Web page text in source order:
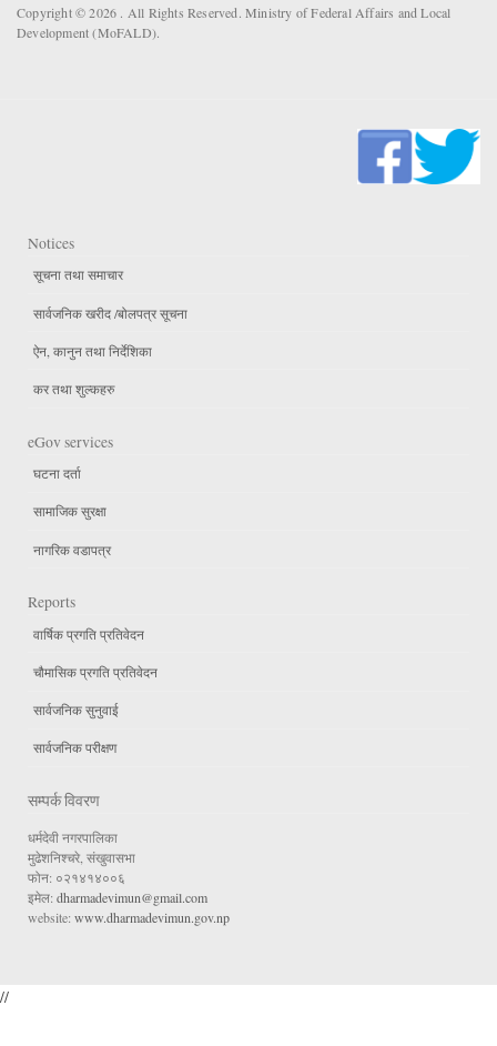
Copyright © 2026 . All Rights Reserved. Ministry of Federal Affairs and Local
Development (MoFALD).
Notices
सूचना तथा समाचार
सार्वजनिक खरीद /बोलपत्र सूचना
ऐन, कानुन तथा निर्देशिका
कर तथा शुल्कहरु
eGov services
घटना दर्ता
सामाजिक सुरक्षा
नागरिक वडापत्र
Reports
वार्षिक प्रगति प्रतिवेदन
चौमासिक प्रगति प्रतिवेदन
सार्वजनिक सुनुवाई
सार्वजनिक परीक्षण
सम्पर्क विवरण
धर्मदेवी नगरपालिका
मुढेशनिश्चरे, संखुवासभा
फोन: ०२१४१४००६
इमेल: dharmadevimun@gmail.com
website: www.dharmadevimun.gov.np
//